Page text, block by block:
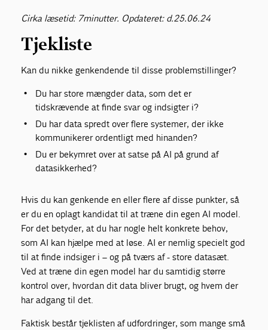
Cirka læsetid: 7minutter. Opdateret: d.25.06.24
Tjekliste
Kan du nikke genkendende til disse problemstillinger?
Du har store mængder data, som det er
tidskrævende at finde svar og indsigter i?
Du har data spredt over flere systemer, der ikke
kommunikerer ordentligt med hinanden?
Du er bekymret over at satse på AI på grund af
datasikkerhed?
Hvis du kan genkende en eller flere af disse punkter, så
er du en oplagt kandidat til at træne din egen AI model.
For det betyder, at du har nogle helt konkrete behov,
som AI kan hjælpe med at løse. AI er nemlig specielt god
til at finde indsiger i – og på tværs af - store datasæt.
Ved at træne din egen model har du samtidig større
kontrol over, hvordan dit data bliver brugt, og hvem der
har adgang til det.
Faktisk består tjeklisten af udfordringer, som mange små